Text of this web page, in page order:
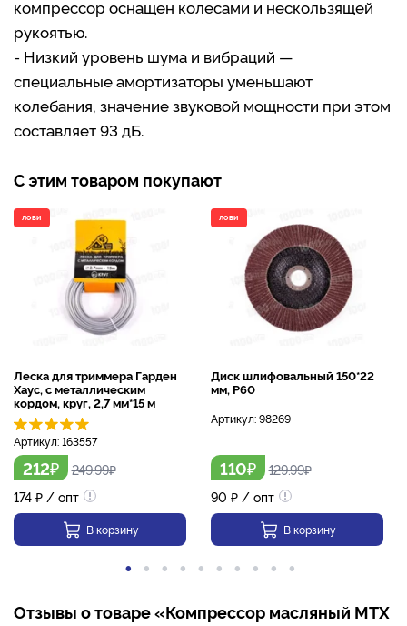
компрессор оснащен колесами и нескользящей
рукоятью.
- Низкий уровень шума и вибраций —
специальные амортизаторы уменьшают
колебания, значение звуковой мощности при этом
составляет 93 дБ.
С этим товаром покупают
ЛОВИ
Леска для триммера Гарден
Хаус, с металлическим
кордом, круг, 2,7 мм*15 м
Артикул:163557
212₽ 249.99₽
174 ₽ / опт
В корзину
ЛОВИ
Диск шлифовальный 150*22
мм, Р60
Артикул:98269
110₽ 129.99₽
90 ₽ / опт
В корзину
Отзывы о товаре «Компрессор масляный MTX